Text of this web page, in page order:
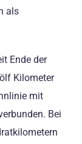
als
Ende der
Kilometer
mit
Bei